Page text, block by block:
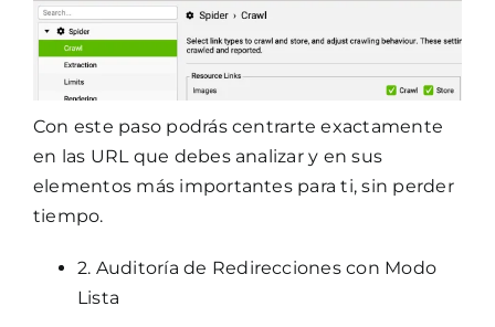
Con este paso podrás centrarte exactamente
en las URL que debes analizar y en sus
elementos más importantes para ti, sin perder
tiempo.
2. Auditoría de Redirecciones con Modo
Lista